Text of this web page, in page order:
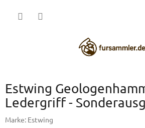
Estwing
Ledergriff -
Marke: Estwing